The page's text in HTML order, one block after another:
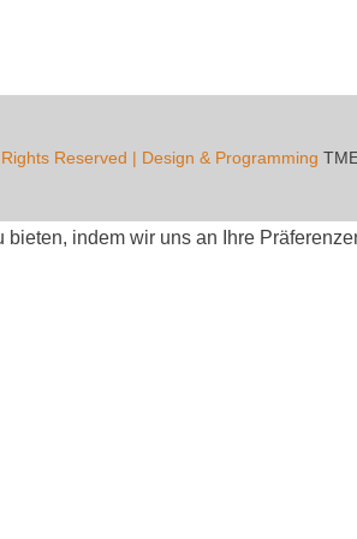
Rights Reserved | Design & Programming
indem wir uns an Ihre